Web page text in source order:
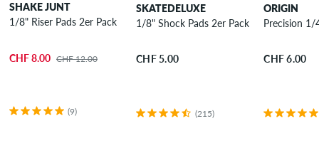
SHAKE JUNT
1/8" Riser Pads 2er Pack
CHF 8.00 CHF 12.00
(9)
SKATEDELUXE
1/8" Shock Pads 2er Pack
CHF 5.00
(215)
ORIGIN
Precision 1/
CHF 6.00